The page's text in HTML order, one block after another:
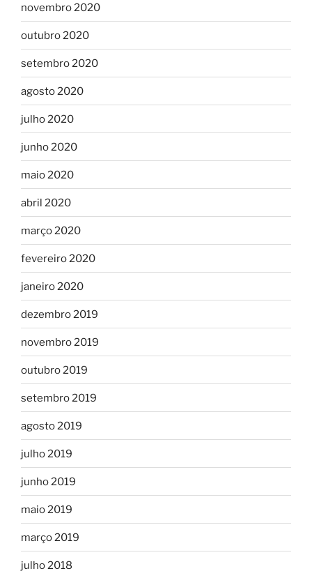
novembro 2020
outubro 2020
setembro 2020
agosto 2020
julho 2020
junho 2020
maio 2020
abril 2020
março 2020
fevereiro 2020
janeiro 2020
dezembro 2019
novembro 2019
outubro 2019
setembro 2019
agosto 2019
julho 2019
junho 2019
maio 2019
março 2019
julho 2018